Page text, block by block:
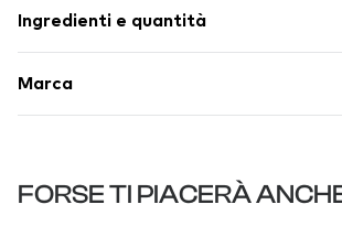
Ingredienti e quantità
Marca
FORSE TI PIACERÀ